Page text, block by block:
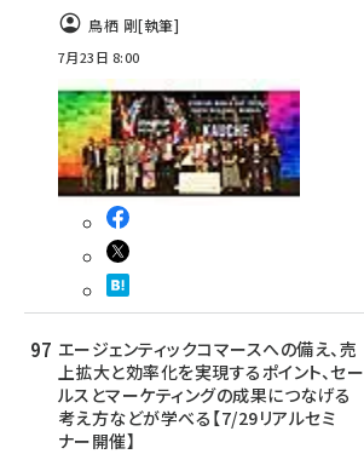
鳥栖 剛[執筆]
7月23日 8:00
エージェンティックコマースへの備え、売
上拡大と効率化を実現するポイント、セー
ルスとマーケティングの成果につなげる
考え方などが学べる【7/29リアルセミ
ナー開催】